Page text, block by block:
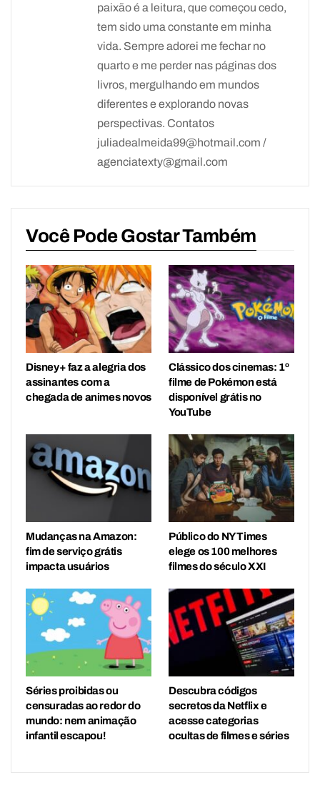
paixão é a leitura, que começou cedo,
tem sido uma constante em minha
vida. Sempre adorei me fechar no
quarto e me perder nas páginas dos
livros, mergulhando em mundos
diferentes e explorando novas
perspectivas. Contatos
juliadealmeida99@hotmail.com /
agenciatexty@gmail.com
Você Pode Gostar Também
Disney+ faz a alegria dos
assinantes com a
chegada de animes novos
Clássico dos cinemas: 1º
filme de Pokémon está
disponível grátis no
YouTube
Mudanças na Amazon:
fim de serviço grátis
impacta usuários
Público do NY Times
elege os 100 melhores
filmes do século XXI
Séries proibidas ou
censuradas ao redor do
mundo: nem animação
infantil escapou!
Descubra códigos
secretos da Netflix e
acesse categorias
ocultas de filmes e séries